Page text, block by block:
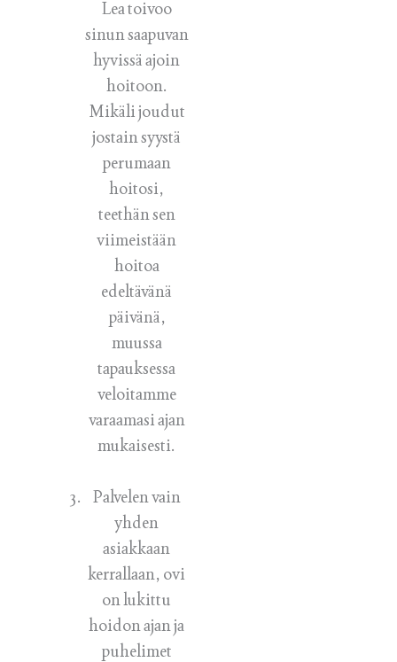
Lea toivoo
sinun saapuvan
hyvissä ajoin
hoitoon.
Mikäli joudut
jostain syystä
perumaan
hoitosi,
teethän sen
viimeistään
hoitoa
edeltävänä
päivänä,
muussa
tapauksessa
veloitamme
varaamasi ajan
mukaisesti.
Palvelen vain
yhden
asiakkaan
kerrallaan, ovi
on lukittu
hoidon ajan ja
puhelimet